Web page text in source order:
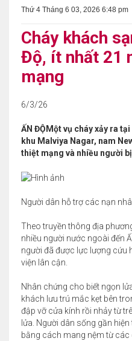
Thứ 4 Tháng 6 03, 2026 6:48 pm
Cháy khách
Độ, ít nhất 21
mạng
6/3/26
ẤN ĐỘMột vụ cháy xảy ra
khu Malviya Nagar, nam
thiệt mạng và nhiều người
Người dân hỗ trợ các nạn
Theo truyền thông địa
nhiều người nước ngoài đến
người đã được lực lượng cứu
viện lân cận.
Nhân chứng cho biết ngọn
khách lưu trú mắc kẹt bên
đập vỡ cửa kính rồi nhảy từ
lửa. Người dân sống gần
bằng cách mang nệm từ các